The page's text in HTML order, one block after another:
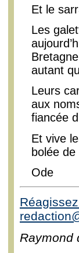
Et le
Les
autant
Leurs
aux
fiancée
Et vive
bolée
Ode
Raymond